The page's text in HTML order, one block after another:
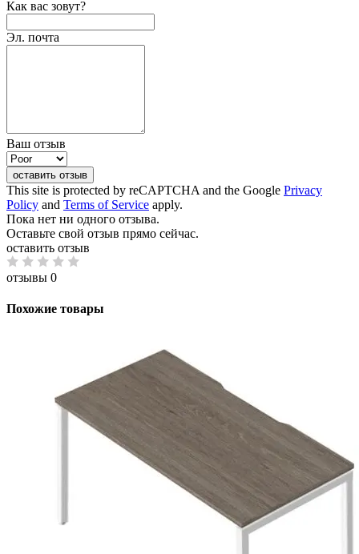
Как вас зовут?
Эл. почта
Ваш отзыв
оставить отзыв
This site is protected by reCAPTCHA and the Google Privacy
Policy and Terms of Service apply.
Пока нет ни одного отзыва.
Оставьте свой отзыв прямо сейчас.
оставить отзыв
отзывы 0
Похожие товары